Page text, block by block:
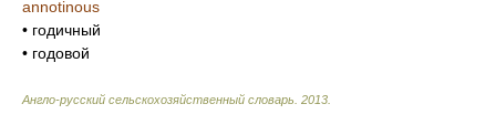
annotinous
• годичный
• годовой
Англо-русский сельскохозяйственный словарь 2013